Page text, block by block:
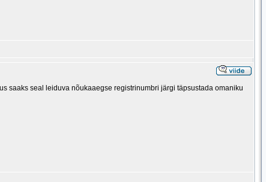
saaks seal leiduva nõukaaegse registrinumbri järgi täpsustada omaniku